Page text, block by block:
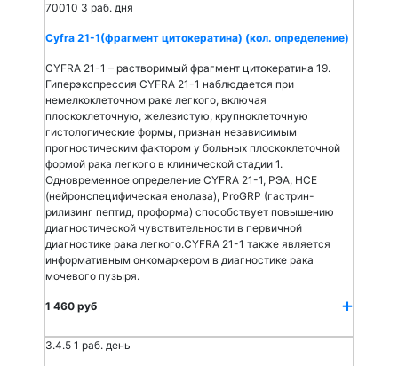
70010 3 раб. дня
Cyfra 21-1(фрагмент цитокератина) (кол. определение)
CYFRA 21-1 – растворимый фрагмент цитокератина 19.
Гиперэкспрессия CYFRA 21-1 наблюдается при
немелкоклеточном раке легкого, включая
плоскоклеточную, железистую, крупноклеточную
гистологические формы, признан независимым
прогностическим фактором у больных плоскоклеточной
формой рака легкого в клинической стадии 1.
Одновременное определение CYFRA 21-1, РЭА, НСЕ
(нейронспецифическая енолаза), ProGRP (гастрин-
рилизинг пептид, проформа) способствует повышению
диагностической чувствительности в первичной
диагностике рака легкого.CYFRA 21-1 также является
информативным онкомаркером в диагностике рака
мочевого пузыря.
1 460 руб
3.4.5 1 раб. день